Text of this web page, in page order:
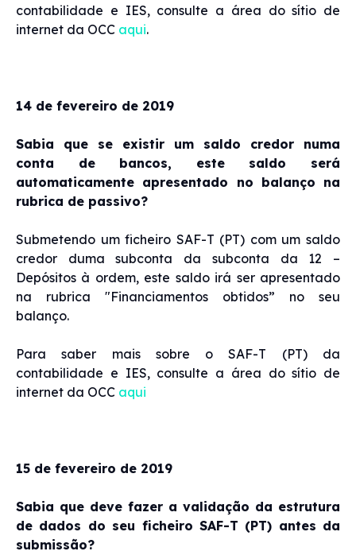
contabilidade e IES, consulte a área do sítio de
internet da OCC aqui.
14 de fevereiro de 2019
Sabia que se existir um saldo credor numa
conta de bancos, este saldo será
automaticamente apresentado no balanço na
rubrica de passivo?
Submetendo um ficheiro SAF-T (PT) com um saldo
credor duma subconta da subconta da 12 –
Depósitos à ordem, este saldo irá ser apresentado
na rubrica "Financiamentos obtidos” no seu
balanço.
Para saber mais sobre o SAF-T (PT) da
contabilidade e IES, consulte a área do sítio de
internet da OCC aqui
15 de fevereiro de 2019
Sabia que deve fazer a validação da estrutura
de dados do seu ficheiro SAF-T (PT) antes da
submissão?